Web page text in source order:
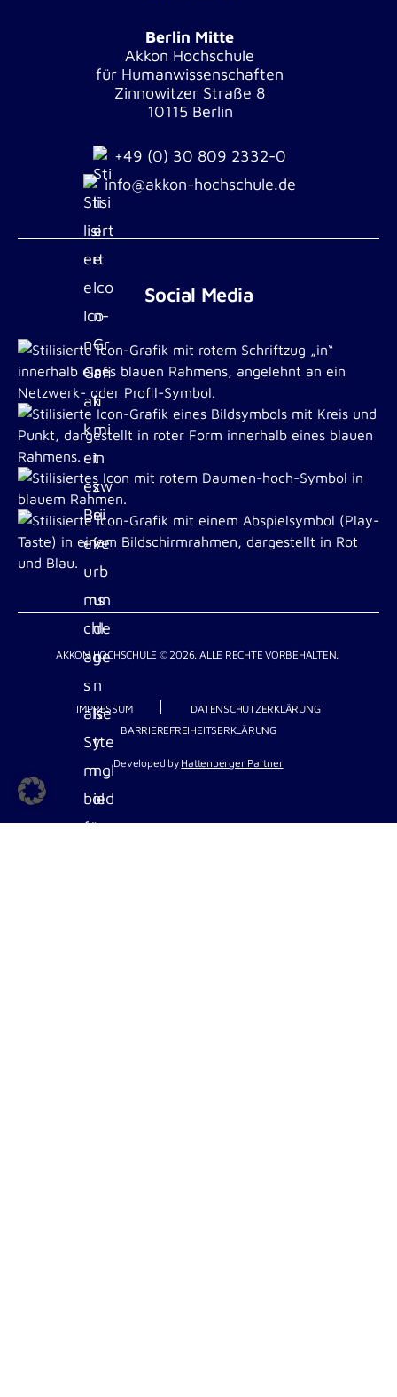
Berlin Mitte
Akkon Hochschule
für Humanwissenschaften
Zinnowitzer Straße 8
10115 Berlin
+49 (0) 30 809 2332-0
info@akkon-hochschule.de
Social Media
AKKON HOCHSCHULE © 2026. ALLE RECHTE VORBEHALTEN.
IMPRESSUM
DATENSCHUTZERKLÄRUNG
BARRIEREFREIHEITSERKLÄRUNG
Developed by Hattenberger Partner